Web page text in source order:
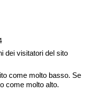
dei visitatori del sito
come molto basso. Se
come molto alto.